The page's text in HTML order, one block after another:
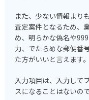
また、少ない情報より
査定案件となるため、
め、明らかな偽名や
力、でたらめな郵便番
た方がいいと言えます。
入力項目は、入力して
スになることはないので